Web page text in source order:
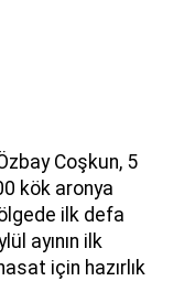
Coşkun, 5
kök aronya
ilk defa
ayının ilk
için hazırlık